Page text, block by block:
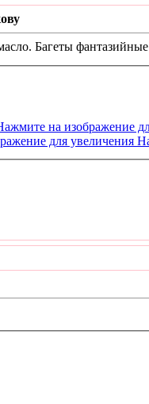
Багеты фантазийные